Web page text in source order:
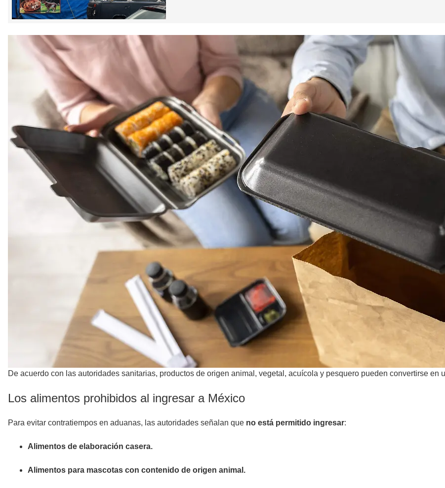
De acuerdo con las autoridades sanitarias, productos de origen animal, vegetal, acuícola y pesquero pueden convertirse en
Los alimentos prohibidos al ingresar a México
Para evitar contratiempos en aduanas, las autoridades señalan que no está permitido ingresar:
Alimentos de elaboración casera.
Alimentos para mascotas con contenido de origen animal.